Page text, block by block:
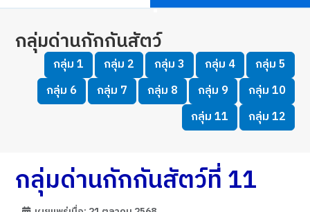
กลุ่มด่านกักกันสัตว์
กลุ่ม 1 กลุ่ม 2 กลุ่ม 3 กลุ่ม 4
กลุ่ม 5
กลุ่ม 6
กลุ่ม 7 กลุ่ม 8 กลุ่ม 9
กลุ่ม 10
กลุ่ม 11
กลุ่ม 12
กลุ่มด่านกักกันสัตว์ที่ 11